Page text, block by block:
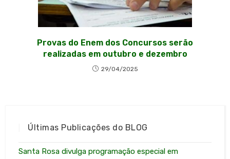
Provas do Enem dos Concursos serão
realizadas em outubro e dezembro
29/04/2025
Últimas Publicações do BLOG
Santa Rosa divulga programação especial em